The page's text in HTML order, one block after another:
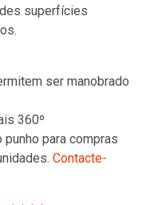
superfícies
ser manobrado
360º
para compras
Contacte-